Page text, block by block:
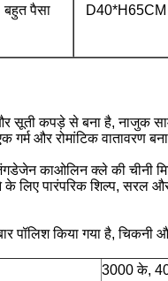
बहुत पैसा D40*H65CM
सूती कपड़े से बना है, नाजुक
और रोमांटिक वातावरण
काओलिन क्ले की चीनी
के लिए पारंपरिक शिल्प, सरल
पॉलिश किया गया है, चिकनी
3000 के,